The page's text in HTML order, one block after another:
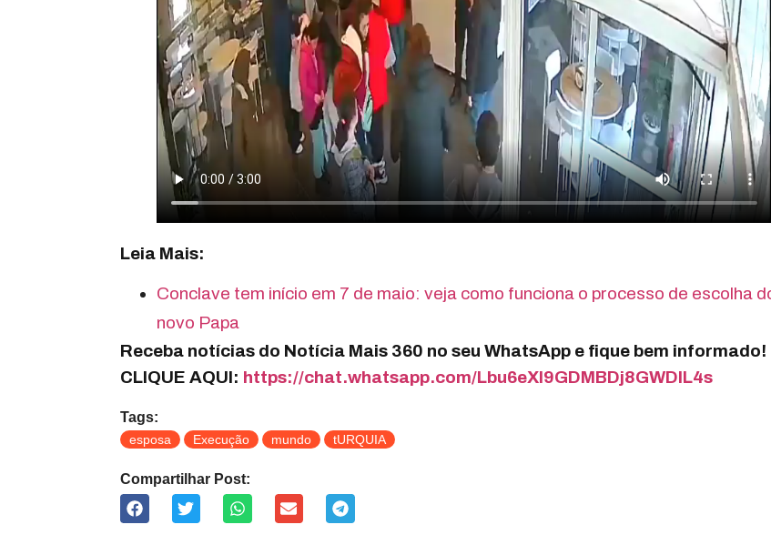
Leia Mais:
Conclave tem início em 7 de maio: veja como funciona o processo de escolha
novo Papa
Receba notícias do Notícia Mais 360 no seu WhatsApp e fique bem informado!
CLIQUE AQUI: https://chat.whatsapp.com/Lbu6eXI9GDMBDj8GWDIL4s
Tags:
esposa Execução mundo tURQUIA
Compartilhar Post: